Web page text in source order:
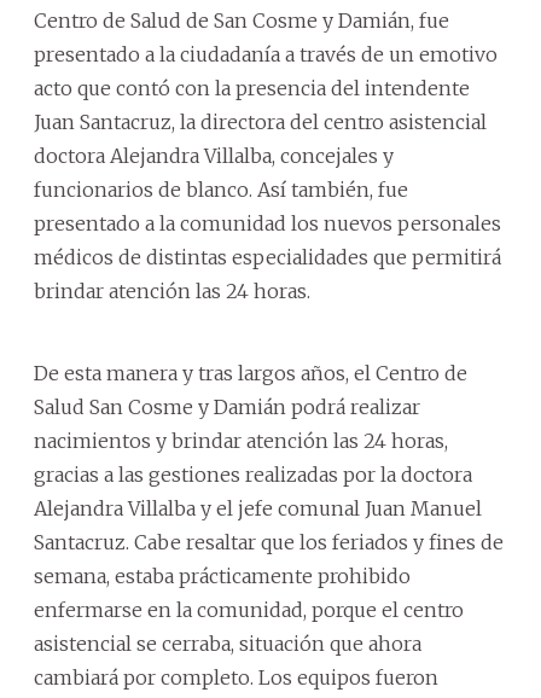
Centro de Salud de San Cosme y Damián, fue
presentado a la ciudadanía a través de un emotivo
acto que contó con la presencia del intendente
Juan Santacruz, la directora del centro asistencial
doctora Alejandra Villalba, concejales y
funcionarios de blanco. Así también, fue
presentado a la comunidad los nuevos personales
médicos de distintas especialidades que permitirá
brindar atención las 24 horas.
De esta manera y tras largos años, el Centro de
Salud San Cosme y Damián podrá realizar
nacimientos y brindar atención las 24 horas,
gracias a las gestiones realizadas por la doctora
Alejandra Villalba y el jefe comunal Juan Manuel
Santacruz. Cabe resaltar que los feriados y fines de
semana, estaba prácticamente prohibido
enfermarse en la comunidad, porque el centro
asistencial se cerraba, situación que ahora
cambiará por completo. Los equipos fueron